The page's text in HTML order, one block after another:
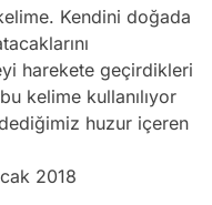
Kendini doğada
harekete geçirdikleri
kelime kullanılıyor
huzur içeren
2018
Video